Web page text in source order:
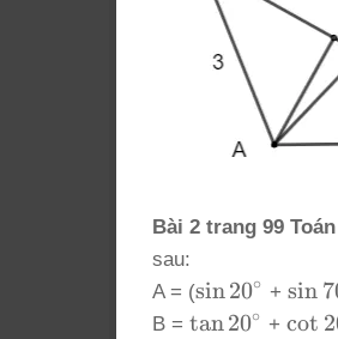
Bài 2 trang 99
sau:
A = (\sin
20^\circ
sin20∘ +\sin
sin 7
B = \tan
tan20∘ +\cot
cot 2